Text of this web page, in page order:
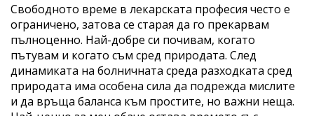
Свободното време в лекарската професия често е
ограничено, затова се старая да го прекарвам
пълноценно. Най-добре си почивам, когато
пътувам и когато съм сред природата. След
динамиката на болничната среда разходката сред
природата има особена сила да подрежда мислите
и да връща баланса към простите, но важни неща.